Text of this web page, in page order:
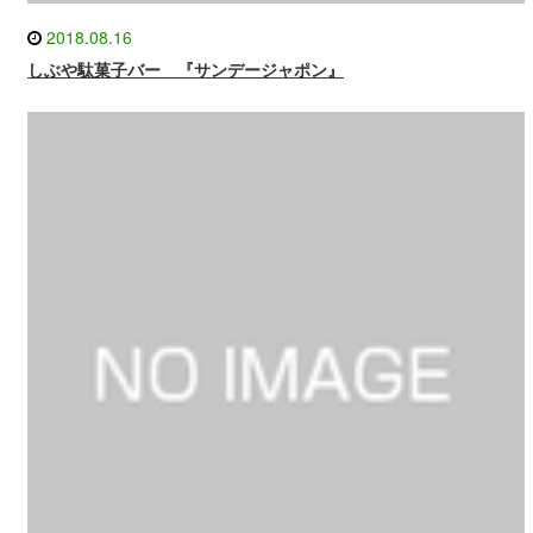
2018.08.16
しぶや駄菓子バー 『サンデージャポン』